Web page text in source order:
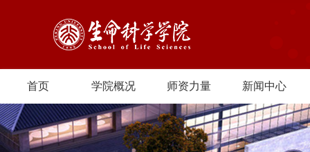
首页 学院概况 师资力量 新闻中心